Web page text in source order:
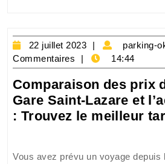
22 juillet 2023
22
juillet
2023
parking-
Commentaires
14:44
Comparaison des prix
Gare Saint-Lazare et
: Trouvez le meilleur
Vous avez prévu un voyage depuis